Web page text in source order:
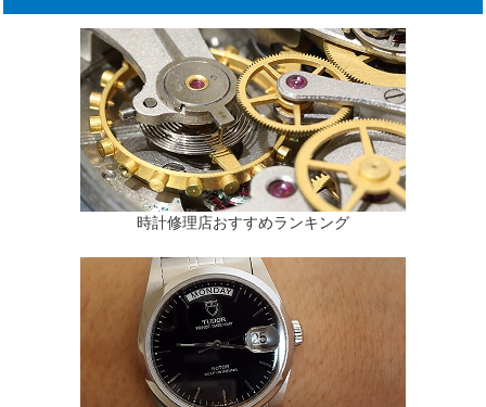
時計修理店おすすめランキング